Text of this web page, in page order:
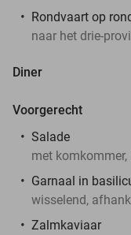
Rondvaart op
naar het drie-
Diner
Voorgerecht
Salade
met
Garnaal in
wisselend,
Zalmkaviaar